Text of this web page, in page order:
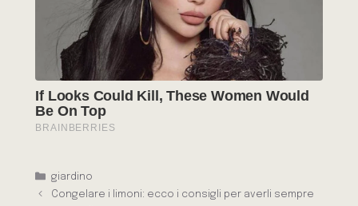
Categorie
giardino
Congelare i limoni: ecco i consigli per averli sempre